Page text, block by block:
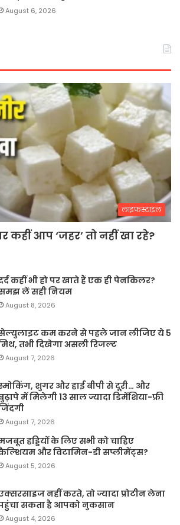
August 6, 2026
लाइफस्टाइल
कहीं आप ‘जहर’ तो नहीं खा रहे?
कहीं भी हो पर खाते हैं एक ही पेनकिलर?
लें सही नियम
August 8, 2026
कम करने से पहले जान लीजिए ये 5
तभी दिखेगा असली रिजल्ट
August 7, 2026
शुगर और हाई बीपी से दूरी… और
में मिलेगी 13 साल ज्यादा डिमेंशिया-फ्री
August 7, 2026
हड्डियों के लिए सभी को चाहिए
और विटामिन-डी सप्लीमेंट्स?
August 5, 2026
नहीं करते, तो ज्यादा प्रोटीन लेना
सकता है आपको नुकसान
August 4, 2026